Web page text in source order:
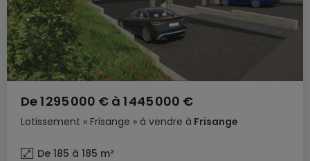
Lotissement « Frisange » à vendre à Frisange
De1 295 000 € à 1 445 000 €
De 185 à 185 m²